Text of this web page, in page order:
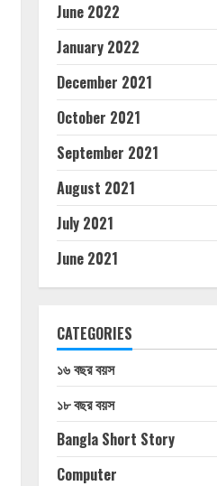
June 2022
January 2022
December 2021
October 2021
September 2021
August 2021
July 2021
June 2021
CATEGORIES
১৬ বছর বয়স
১৮ বছর বয়স
Bangla Short Story
Computer